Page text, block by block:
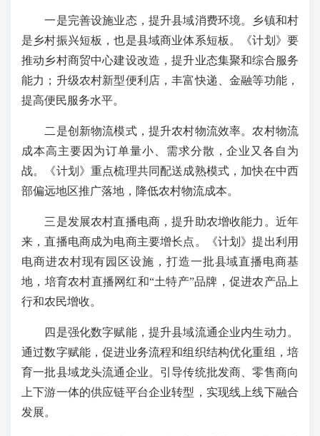
一是完善设施业态，提升县域消费环境。乡镇和村
是乡村振兴短板，也是县域商业体系短板。《计划》要
推动乡村商贸中心建设改造，提升业态集聚和综合服务
能力；升级农村新型便利店，丰富快递、金融等功能，
提高便民服务水平。
二是创新物流模式，提升农村物流效率。农村物流
成本高主要因为订单量小、需求分散，企业又各自为
战。《计划》重点梳理共同配送成熟模式，加快在中西
部偏远地区推广落地，降低农村物流成本。
三是发展农村直播电商，提升助农增收能力。近年
来，直播电商成为电商主要增长点。《计划》提出利用
电商进农村现有园区设施，打造一批县域直播电商基
地，培育农村直播网红和“土特产”品牌，促进农产品上
行和农民增收。
四是强化数字赋能，提升县域流通企业内生动力。
通过数字赋能，促进业务流程和组织结构优化重组，培
育一批县域龙头流通企业。引导传统批发商、零售商向
上下游一体的供应链平台企业转型，实现线上线下融合
发展。